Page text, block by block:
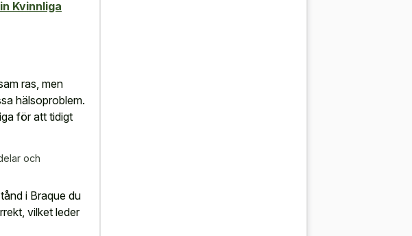
Kvinnliga
ras, men
hälsoproblem.
för att tidigt
och
i Braque du
vilket leder